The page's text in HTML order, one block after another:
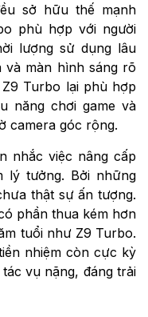
sở hữu thế mạnh
phù hợp với người
lượng sử dụng lâu
và màn hình sáng rõ
Turbo lại phù hợp
năng chơi game và
camera góc rộng.
nhắc việc nâng cấp
lý tưởng. Bởi những
thật sự ấn tượng.
phần thua kém hơn
tuổi như Z9 Turbo.
nhiệm còn cực kỳ
vụ nặng, đáng trải